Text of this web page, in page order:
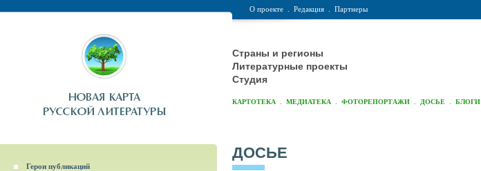
О проекте Редакция Партнеры
Страны и регионы
Литературные проекты
Студия
КАРТОТЕКА МЕДИАТЕКА ФОТОРЕПОРТАЖИ ДОСЬЕ БЛОГИ
Герои публикаций
ДОСЬЕ